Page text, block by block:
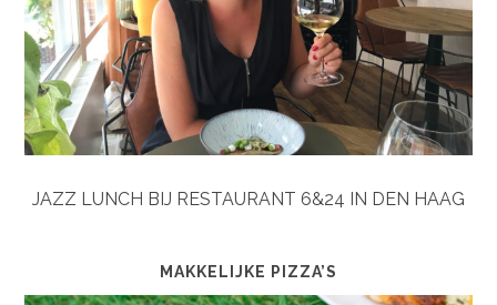
JAZZ LUNCH BIJ RESTAURANT 6&24 IN DEN HAAG
MAKKELIJKE PIZZA’S